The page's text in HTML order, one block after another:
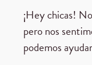
¡Hey chicas!
pero nos
podemos